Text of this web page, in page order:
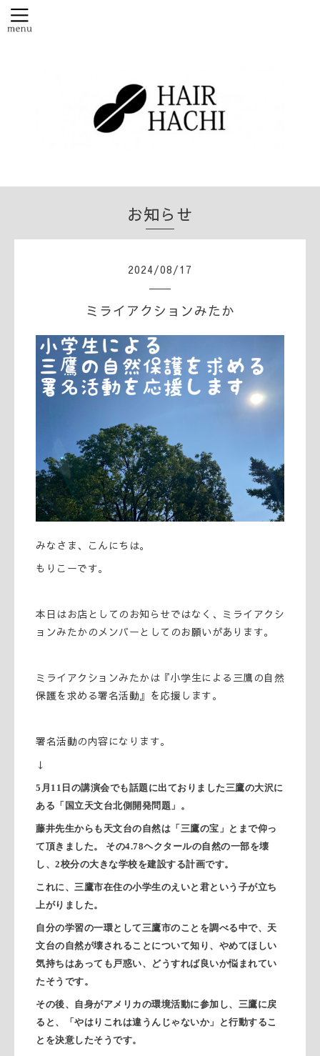
お知らせ
2024/08/17
ミライアクションみたか
みなさま、こんにちは。
もりこーです。
本日はお店としてのお知らせではなく、ミライアクシ
ョンみたかのメンバーとしてのお願いがあります。
ミライアクションみたかは『小学生による三鷹の自然
保護を求める署名活動』を応援します。
署名活動の内容になります。
↓
5月11日の講演会でも話題に出ておりました三鷹の大沢に
ある「国立天文台北側開発問題」。
藤井先生からも天文台の自然は「三鷹の宝」とまで仰っ
て頂きました。 その4.78ヘクタールの自然の一部を壊
し、2校分の大きな学校を建設する計画です。
これに、三鷹市在住の小学生のえいと君という子が立ち
上がりました。
自分の学習の一環として三鷹市のことを調べる中で、天
文台の自然が壊されることについて知り、やめてほしい
気持ちはあっても戸惑い、どうすれば良いか悩まれてい
たそうです。
その後、自身がアメリカの環境活動に参加し、三鷹に戻
ると、「やはりこれは違うんじゃないか」と行動するこ
とを決意したそうです。